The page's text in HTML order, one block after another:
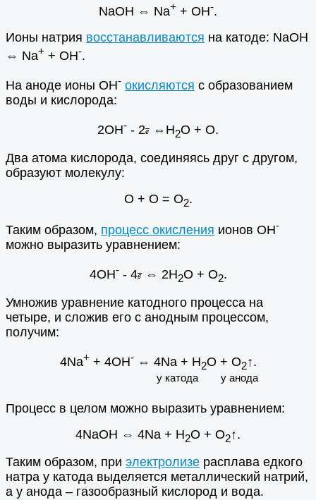
NaOH ⇔ Na+ + OH-.
Ионы натрия восстанавливаются на катоде: NaOH
⇔ Na+ + OH-.
На аноде ионы ОН- окисляются с образованием
воды и кислорода:
2ОН- - 2 ⇔Н2О + О.
Два атома кислорода, соединяясь друг с другом,
образуют молекулу:
О + О = О2.
Таким образом, процесс окисления ионов ОН-
можно выразить уравнением:
4ОН-- 4 ⇔ 2Н2О + О2.
Умножив уравнение катодного процесса на
четыре, и сложив его с анодным процессом,
получим:
4Na+ + 4OH- ⇔ 4Na + H2O + O2↑.
у катода у анода
Процесс в целом можно выразить уравнением:
4NaOH ⇔ 4Na + H2O + O2↑.
Таким образом, при электролизе расплава едкого
натра у катода выделяется металлический натрий,
а у анода – газообразный кислород и вода.